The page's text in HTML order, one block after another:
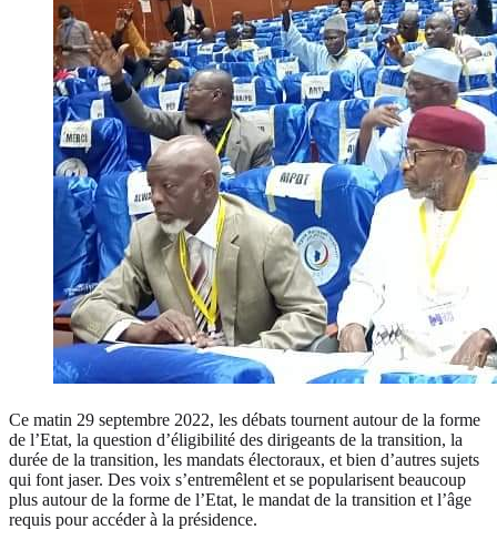
Ce matin 29 septembre 2022, les débats tournent autour de la forme
de l’Etat, la question d’éligibilité des dirigeants de la transition, la
durée de la transition, les mandats électoraux, et bien d’autres sujets
qui font jaser. Des voix s’entremêlent et se popularisent beaucoup
plus autour de la forme de l’Etat, le mandat de la transition et l’âge
requis pour accéder à la présidence.